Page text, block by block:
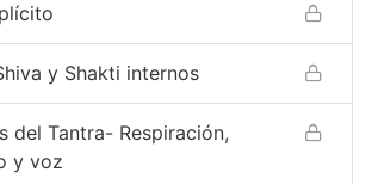
y Shakti internos
del Tantra- Respiración,
y voz